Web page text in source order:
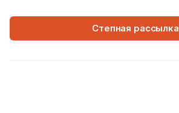
Степная рассылка